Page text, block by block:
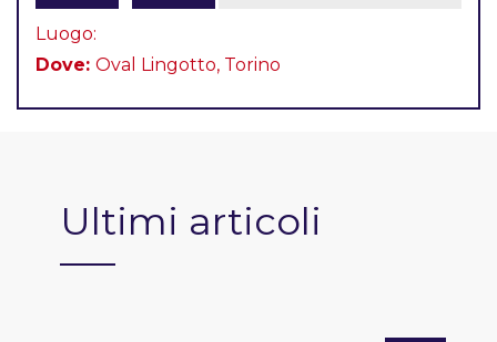
Luogo:
Dove: Oval Lingotto, Torino
Ultimi articoli